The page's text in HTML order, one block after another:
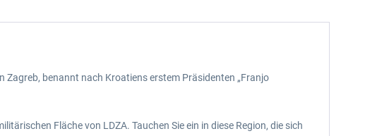
Zagreb, benannt nach Kroatiens erstem Präsidenten „Franjo
Fläche von LDZA. Tauchen Sie ein in diese Region, die sich